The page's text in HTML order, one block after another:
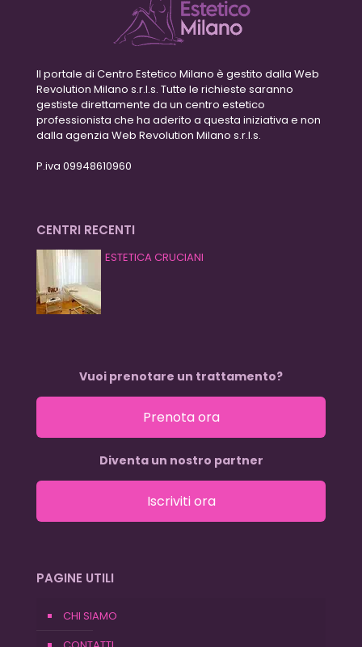
Il portale di Centro Estetico Milano è gestito dalla Web
Revolution Milano s.r.l.s. Tutte le richieste saranno
gestiste direttamente da un centro estetico
professionista che ha aderito a questa iniziativa e non
dalla agenzia Web Revolution Milano s.r.l.s.
P.iva 09948610960
CENTRI RECENTI
ESTETICA CRUCIANI
Vuoi prenotare un trattamento?
Prenota ora
Diventa un nostro partner
Iscriviti ora
PAGINE UTILI
CHI SIAMO